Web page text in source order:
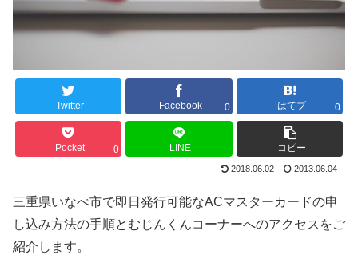
Twitter Facebook 0 はてブ 0
Pocket 0 LINE コピー
2018.06.02 2013.06.04
三重県いなべ市で即日発行可能なACマスターカードの申
し込み方法の手順とむじんくんコーナーへのアクセスをご
紹介します。